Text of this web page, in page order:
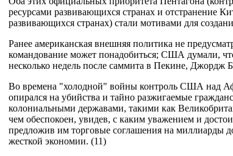
ресурсами развивающихся странах и отстранение
развивающихся странах) стали мотивами для
Ранее американская внешняя политика не
командование может понадобиться; США думали,
несколько недель после саммита в Пекине,
Во времена "холодной" войны контроль США над
опирался на убийства и тайно разжигаемые
колониальными державами, такими как
чем обеспокоен, увидев, с каким уважением и
предложив им торговые соглашения на миллиарды
жесткой экономии. (11)